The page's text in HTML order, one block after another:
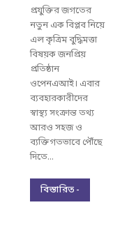
প্রযুক্তির জগতের
নতুন এক বিপ্লব নিয়ে
এল কৃত্রিম বুদ্ধিমত্তা
বিষয়ক জনপ্রিয়
প্রতিষ্ঠান
ওপেনএআই। এবার
ব্যবহারকারীদের
স্বাস্থ্য সংক্রান্ত তথ্য
আরও সহজ ও
ব্যক্তিগতভাবে পৌঁছে
দিতে...
বিস্তারিত -